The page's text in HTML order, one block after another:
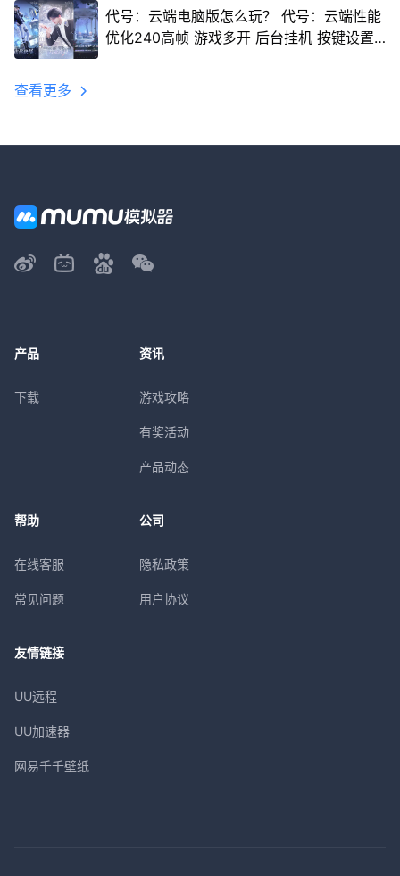
代号：云端电脑版怎么玩？ 代号：云端性能
优化240高帧 游戏多开 后台挂机 按键设置
查看更多
产品
下载
资讯
游戏攻略
有奖活动
产品动态
帮助
在线客服
常见问题
公司
隐私政策
用户协议
友情链接
UU远程
UU加速器
网易千千壁纸